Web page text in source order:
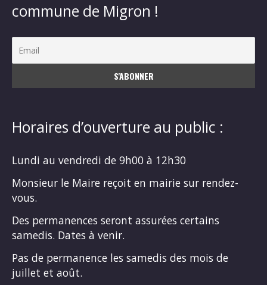
commune de Migron !
Horaires d’ouverture au public :
Lundi au vendredi de 9h00 à 12h30
Monsieur le Maire reçoit en mairie sur rendez-
vous.
Des permanences seront assurées certains
samedis. Dates à venir.
Pas de permanence les samedis des mois de
juillet et août.